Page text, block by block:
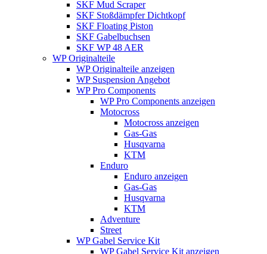
SKF Mud Scraper
SKF Stoßdämpfer Dichtkopf
SKF Floating Piston
SKF Gabelbuchsen
SKF WP 48 AER
WP Originalteile
WP Originalteile anzeigen
WP Suspension Angebot
WP Pro Components
WP Pro Components anzeigen
Motocross
Motocross anzeigen
Gas-Gas
Husqvarna
KTM
Enduro
Enduro anzeigen
Gas-Gas
Husqvarna
KTM
Adventure
Street
WP Gabel Service Kit
WP Gabel Service Kit anzeigen